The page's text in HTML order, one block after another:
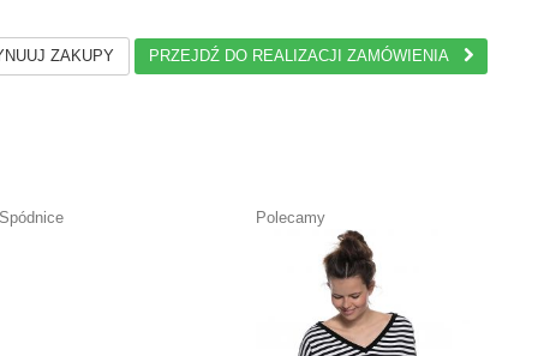
ZAKUPY
PRZEJDŹ DO REALIZACJI ZAMÓWIENIA
Spódnice
Polecamy